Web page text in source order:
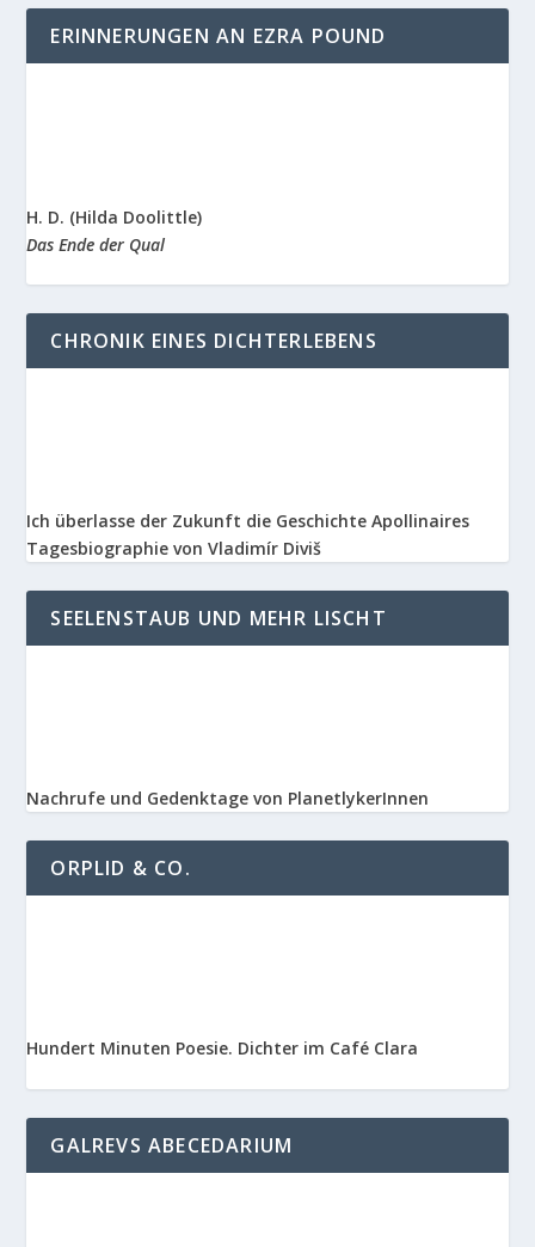
ERINNERUNGEN AN EZRA POUND
H. D. (Hilda Doolittle)
Das Ende der Qual
CHRONIK EINES DICHTERLEBENS
Ich überlasse der Zukunft die Geschichte Apollinaires
Tagesbiographie von Vladimír Diviš
SEELENSTAUB UND MEHR LISCHT
Nachrufe und Gedenktage von PlanetlykerInnen
ORPLID & CO.
Hundert Minuten Poesie. Dichter im Café Clara
GALREVS ABECEDARIUM